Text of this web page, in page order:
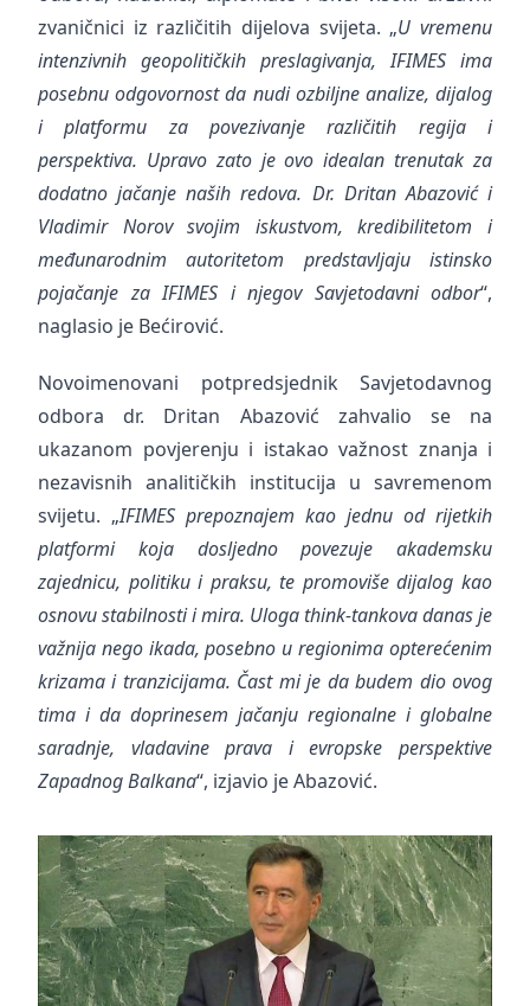
zvaničnici iz različitih dijelova svijeta. „U vremenu
intenzivnih geopolitičkih preslagivanja, IFIMES ima
posebnu odgovornost da nudi ozbiljne analize, dijalog
i platformu za povezivanje različitih regija i
perspektiva. Upravo zato je ovo idealan trenutak za
dodatno jačanje naših redova. Dr. Dritan Abazović i
Vladimir Norov svojim iskustvom, kredibilitetom i
međunarodnim autoritetom predstavljaju istinsko
pojačanje za IFIMES i njegov Savjetodavni odbor“,
naglasio je Bećirović.
Novoimenovani potpredsjednik Savjetodavnog
odbora dr. Dritan Abazović zahvalio se na
ukazanom povjerenju i istakao važnost znanja i
nezavisnih analitičkih institucija u savremenom
svijetu. „IFIMES prepoznajem kao jednu od rijetkih
platformi koja dosljedno povezuje akademsku
zajednicu, politiku i praksu, te promoviše dijalog kao
osnovu stabilnosti i mira. Uloga think-tankova danas je
važnija nego ikada, posebno u regionima opterećenim
krizama i tranzicijama. Čast mi je da budem dio ovog
tima i da doprinesem jačanju regionalne i globalne
saradnje, vladavine prava i evropske perspektive
Zapadnog Balkana“, izjavio je Abazović.